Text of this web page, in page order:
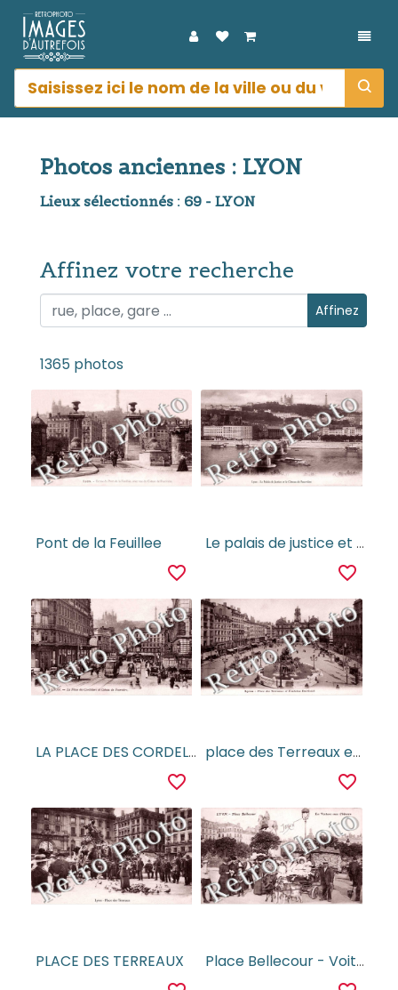
Photos anciennes : LYON
Lieux sélectionnés : 69 - LYON
Affinez votre recherche
Affinez votre recherche Affinez
1365 photos
Pont de la Feuillee
favorite_border
Le palais de justice et le coteau de fourviere La tour et le restaurant Gay
favorite_border
LA PLACE DES CORDELIERS ET COTEAU DE FOURVIERE
favorite_border
place des Terreaux et fontaine Bartholdi
favorite_border
PLACE DES TERREAUX Place Bellecour - Voiture aux Chevres